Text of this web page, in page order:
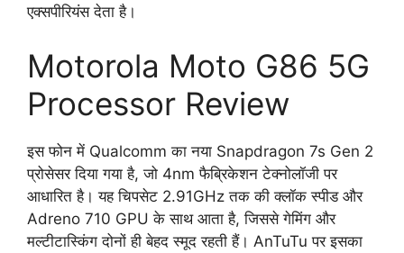
एक्सपीरियंस देता है।
Motorola Moto G86 5G
Processor Review
इस फोन में Qualcomm का नया Snapdragon 7s Gen 2
प्रोसेसर दिया गया है, जो 4nm फैब्रिकेशन टेक्नोलॉजी पर
आधारित है। यह चिपसेट 2.91GHz तक की क्लॉक स्पीड और
Adreno 710 GPU के साथ आता है, जिससे गेमिंग और
मल्टीटास्किंग दोनों ही बेहद स्मूद रहती हैं। AnTuTu पर इसका